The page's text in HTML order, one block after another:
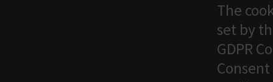
The
set by
GDPR